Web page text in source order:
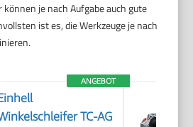
je nach Aufgabe auch gute
ist es, die Werkzeuge je nach
ANGEBOT
TC-AG